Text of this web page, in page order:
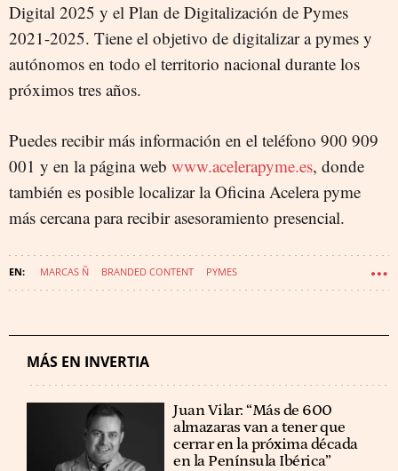
Digital 2025 y el Plan de Digitalización de Pymes
2021-2025. Tiene el objetivo de digitalizar a pymes y
autónomos en todo el territorio nacional durante los
próximos tres años.
Puedes recibir más información en el teléfono 900 909
001 y en la página web www.acelerapyme.es, donde
también es posible localizar la Oficina Acelera pyme
más cercana para recibir asesoramiento presencial.
MARCAS Ñ BRANDED CONTENT PYMES
MÁS EN INVERTIA
Juan Vilar: “Más de 600
almazaras van a tener que
cerrar en la próxima década
en la Península Ibérica”